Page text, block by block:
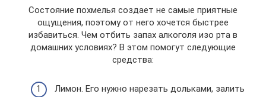
Состояние похмелья создает не самые приятные
ощущения, поэтому от него хочется быстрее
избавиться. Чем отбить запах алкоголя изо рта в
домашних условиях? В этом помогут следующие
средства:
Лимон. Его нужно нарезать дольками, залить